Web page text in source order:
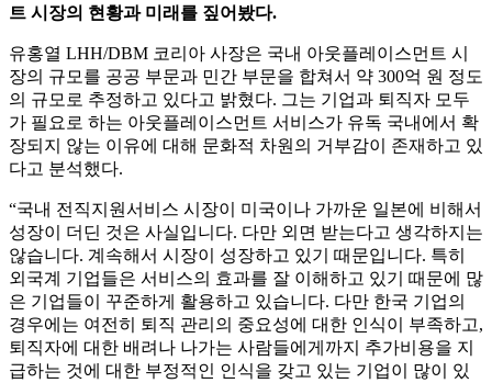
트 시장의 현황과 미래를 짚어봤다.
유홍열 LHH/DBM 코리아 사장은 국내 아웃플레이스먼트 시
장의 규모를 공공 부문과 민간 부문을 합쳐서 약 300억 원 정도
의 규모로 추정하고 있다고 밝혔다. 그는 기업과 퇴직자 모두
가 필요로 하는 아웃플레이스먼트 서비스가 유독 국내에서 확
장되지 않는 이유에 대해 문화적 차원의 거부감이 존재하고 있
다고 분석했다.
“국내 전직지원서비스 시장이 미국이나 가까운 일본에 비해서
성장이 더딘 것은 사실입니다. 다만 외면 받는다고 생각하지는
않습니다. 계속해서 시장이 성장하고 있기 때문입니다. 특히
외국계 기업들은 서비스의 효과를 잘 이해하고 있기 때문에 많
은 기업들이 꾸준하게 활용하고 있습니다. 다만 한국 기업의
경우에는 여전히 퇴직 관리의 중요성에 대한 인식이 부족하고,
퇴직자에 대한 배려나 나가는 사람들에게까지 추가비용을 지
급하는 것에 대한 부정적인 인식을 갖고 있는 기업이 많이 있